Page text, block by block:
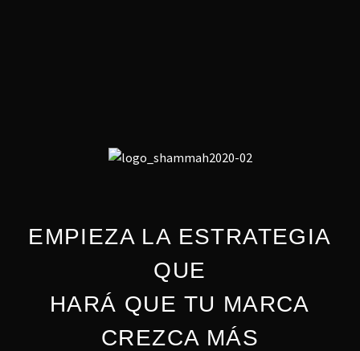
EMPIEZA LA ESTRATEGIA
QUE
HARÁ QUE TU MARCA
CREZCA MÁS